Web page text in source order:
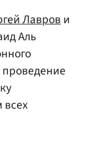
Лаврови
Аль
проведение
всех